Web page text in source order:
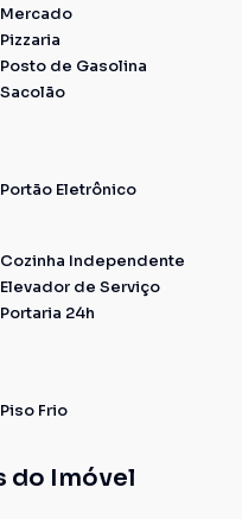
Mercado
Pizzaria
Posto de Gasolina
Sacolão
Portão Eletrônico
Cozinha Independente
Elevador de Serviço
Portaria 24h
Piso Frio
do Imóvel